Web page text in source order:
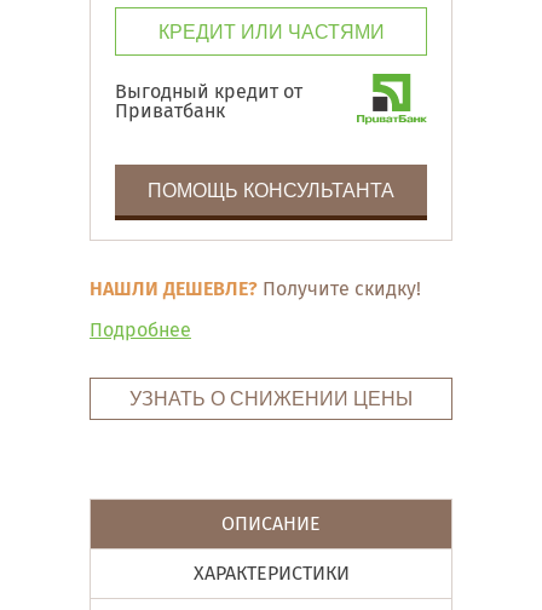
КРЕДИТ ИЛИ ЧАСТЯМИ
Выгодный кредит от
Приватбанк
ПОМОЩЬ КОНСУЛЬТАНТА
НАШЛИ ДЕШЕВЛЕ? Получите скидку!
Подробнее
УЗНАТЬ О СНИЖЕНИИ ЦЕНЫ
ОПИСАНИЕ
ХАРАКТЕРИСТИКИ